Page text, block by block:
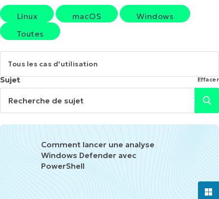
Linux macOS
Windows
Toutes
Tous les cas d'utilisation
Sujet Effacer
Recherche de sujet
Comment lancer une analyse
Windows Defender avec
PowerShell